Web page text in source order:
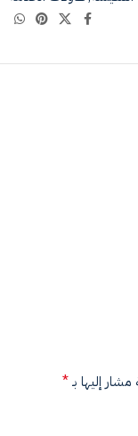
مشار إليها بـ*